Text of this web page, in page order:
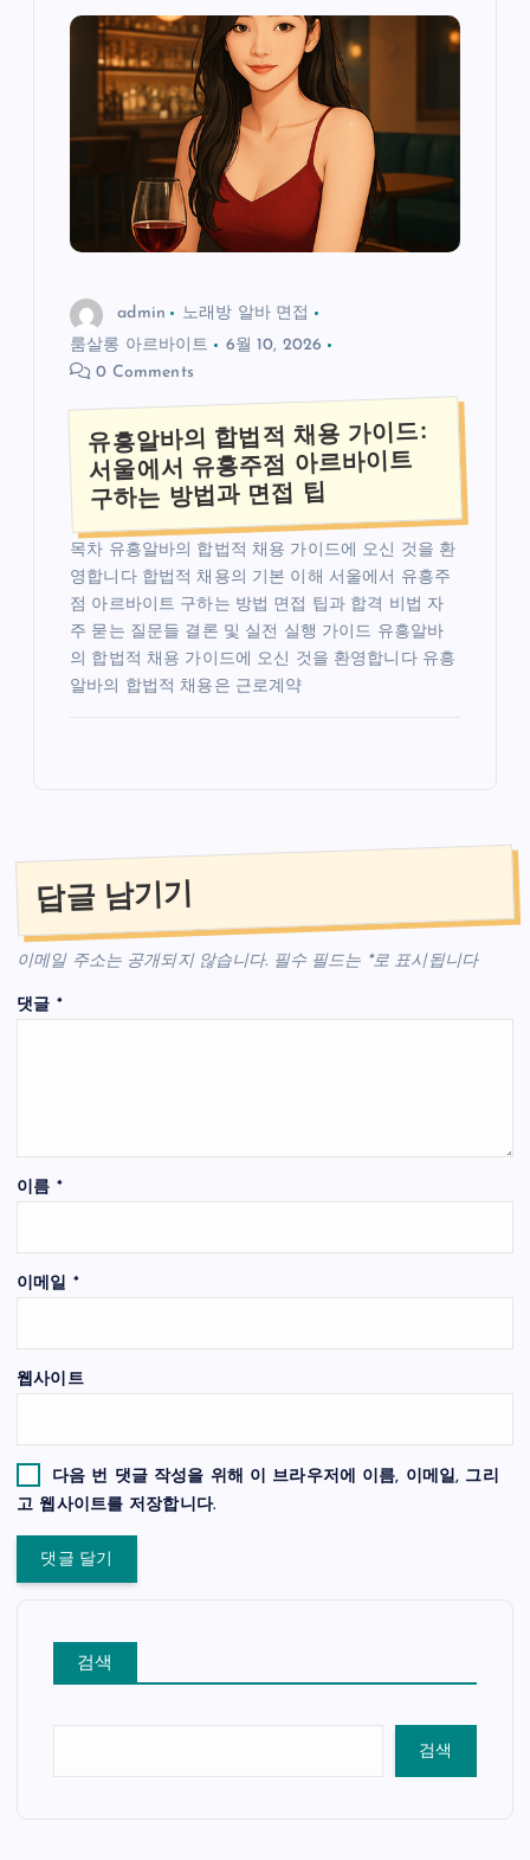
admin
노래방 알바 면접
룸살롱 아르바이트
6월 10, 2026
0 Comments
유흥알바의 합법적 채용 가이드:
서울에서 유흥주점 아르바이트
구하는 방법과 면접 팁
목차 유흥알바의 합법적 채용 가이드에 오신 것을 환
영합니다 합법적 채용의 기본 이해 서울에서 유흥주
점 아르바이트 구하는 방법 면접 팁과 합격 비법 자
주 묻는 질문들 결론 및 실전 실행 가이드 유흥알바
의 합법적 채용 가이드에 오신 것을 환영합니다 유흥
알바의 합법적 채용은 근로계약
답글 남기기
이메일 주소는 공개되지 않습니다. 필수 필드는 *로 표시됩니다
댓글 *
이름 *
이메일 *
웹사이트
다음 번 댓글 작성을 위해 이 브라우저에 이름, 이메일, 그리
고 웹사이트를 저장합니다.
검색
검색